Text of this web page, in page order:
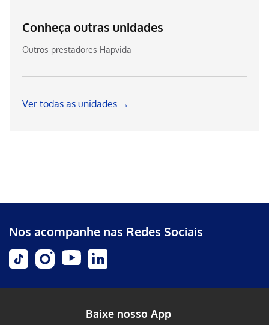
Conheça outras unidades
Outros prestadores Hapvida
Ver todas as unidades →
Nos acompanhe nas Redes Sociais
Baixe nosso App